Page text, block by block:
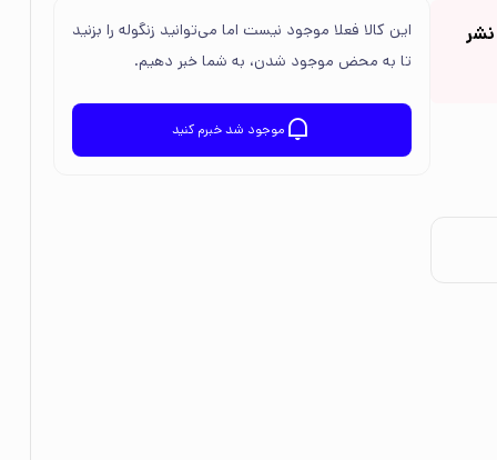
این کالا فعلا موجود نیست اما می‌توانید زنگوله را بزنید
تا به محض موجود شدن، به شما خبر دهیم.
موجود شد خبرم کنید